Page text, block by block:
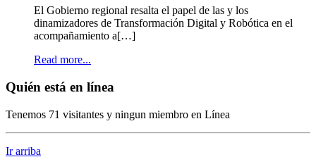
El Gobierno regional resalta el papel de las y los
dinamizadores de Transformación Digital y Robótica en el
acompañamiento a[…]
Read more...
Quién está en línea
Tenemos 71 visitantes y ningun miembro en Línea
Ir arriba